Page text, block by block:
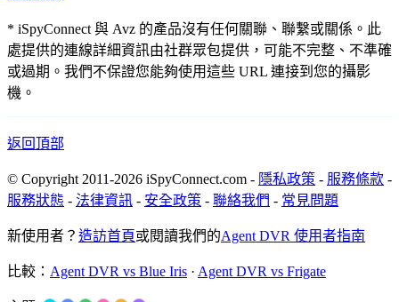
* iSpyConnect 與 Avz 的產品沒有任何關聯、聯繫或關係。此
處提供的連線詳細資訊由社群眾包提供，可能不完整、不準確
或過期。我們不保證您能夠使用這些 URL 連接到您的攝影
機。
返回頂部
© Copyright 2011-2026 iSpyConnect.com - 隱私政策 - 服務條款 -
服務狀態 - 法律資訊 - 安全政策 - 聯絡我們 - 常見問題
新使用者？ 造訪首頁或閱讀我們的Agent DVR 使用者指南
比較： Agent DVR vs Blue Iris · Agent DVR vs Frigate